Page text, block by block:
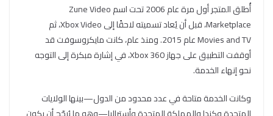
أُطلق المتجر أول مرة عام 2006 تحت اسم Zune Video
Marketplace، قبل أن يُعاد تسميته لاحقًا إلى Xbox Video، ثم
Movies and TV عام 2015. ومنذ عام، كانت مايكروسوفت قد
أوقفت التطبيق على جهاز Xbox 360، في إشارة مبكرة إلى التوجه
نحو إنهاء الخدمة.
وكانت الخدمة متاحة في عدد محدود من الدول—بينها الولايات